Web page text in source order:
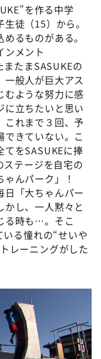
を作る中学
徒（15）から。
るものがある。
ンメント
またまSASUKEの
般人が巨大アス
むような努力に感
に立ちたいと思い
これまで３回、予
きていない。こ
をSASUKEに捧
ステージを自宅の
ゃんパーク」！
日「大ちゃんパー
し、一人黙々と
る時も…。そこ
る憧れの“せいや
レーニングがした